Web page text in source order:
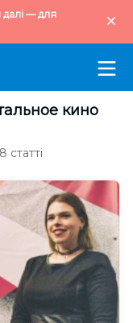
— для
кино
статті